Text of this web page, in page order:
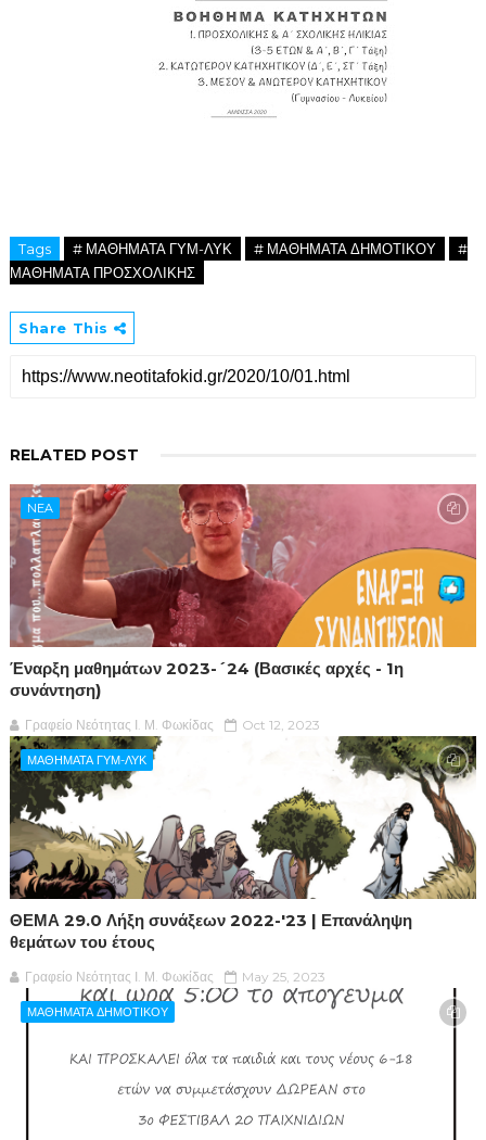
Tags # ΜΑΘΗΜΑΤΑ ΓΥΜ-ΛΥΚ # ΜΑΘΗΜΑΤΑ ΔΗΜΟΤΙΚΟΥ
#
ΜΑΘΗΜΑΤΑ ΠΡΟΣΧΟΛΙΚΗΣ
Share This
RELATED POST
NEA
Έναρξη μαθημάτων 2023-´24 (Βασικές αρχές - 1η
συνάντηση)
Γραφείο Νεότητας Ι. Μ. Φωκίδας Oct 12, 2023
ΜΑΘΗΜΑΤΑ ΓΥΜ-ΛΥΚ
ΘΕΜΑ 29.0 Λήξη συνάξεων 2022-'23 | Επανάληψη
θεμάτων του έτους
Γραφείο Νεότητας Ι. Μ. Φωκίδας May 25, 2023
ΜΑΘΗΜΑΤΑ ΔΗΜΟΤΙΚΟΥ